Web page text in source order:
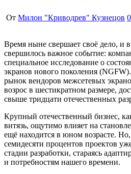
От Милон "Криводрев" Кузнецов
Время ныне свершает своё дело, и в мире технологий
свершилось важное событие:
специальное исследование о
экранов нового поколения
рынок вендоров межсетевых
возрос в шестикратном размере,
свыше тридцати отечественных
Крупный отечественный бизнес,
витязь, ощутимо влияет на
ещё находится в юном возрасте.
семидесяти процентов проектов
стадии разработки, стараясь
и потребностям нашего времени.